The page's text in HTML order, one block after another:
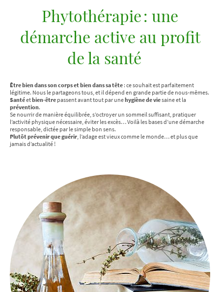
Phytothérapie : une
démarche active au profit
de la santé
Être bien dans son corps et bien dans sa tête : ce souhait est parfaitement
légitime. Nous le partageons tous, et il dépend en grande partie de nous-mêmes.
Santéetbien-être passent avant tout par unehygiène de viesaine et la
prévention.
Se nourrir de manière équilibrée, s’octroyer un sommeil suffisant, pratiquer
l’activité physique nécessaire, éviter les excès… Voilà les bases d’une démarche
responsable, dictée par le simple bon sens.
Plutôt prévenir que guérir, l’adage est vieux comme le monde… et plus que
jamais d’actualité !